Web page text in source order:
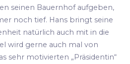
seinen Bauernhof aufgeben,
noch tief. Hans bringt seine
natürlich auch mit in die
wird gerne auch mal von
sehr motivierten „Präsidentin“